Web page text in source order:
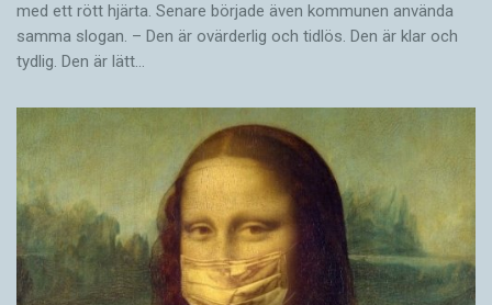
med ett rött hjärta. Senare började även kommunen använda
samma slogan. – Den är ovärderlig och tidlös. Den är klar och
tydlig. Den är lätt…